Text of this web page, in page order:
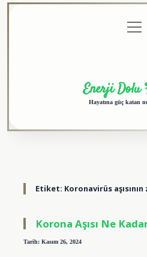
aç
Enerji
Hayatına güç katan
Etiket: Koronavirüs
Korona Aşısı Ne
Tarih: Kasım 26, 2024